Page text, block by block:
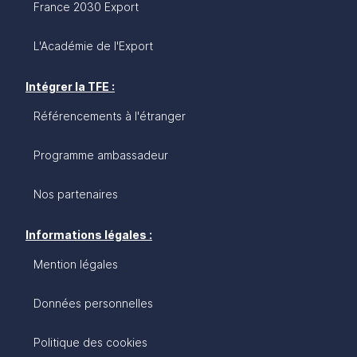
France 2030 Export
L'Académie de l'Export
Intégrer la TFE :
Référencements à l'étranger
Programme ambassadeur
Nos partenaires
Informations légales :
Mention légales
Données personnelles
Politique des cookies